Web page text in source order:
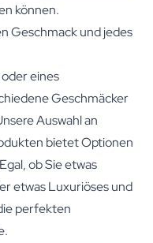
können.
Geschmack und jedes
eines
Geschmäcker
Auswahl an
bietet Optionen
ob Sie etwas
etwas Luxuriöses und
perfekten